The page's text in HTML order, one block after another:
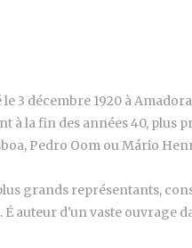
3 décembre 1920 à
la fin des années 40, plus
Pedro Oom ou Mário
grands représentants,
auteur d'un vaste ouvrage